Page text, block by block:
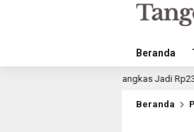
Beranda
Dipangkas Jadi Rp237 Ribu 1 jam
Beranda